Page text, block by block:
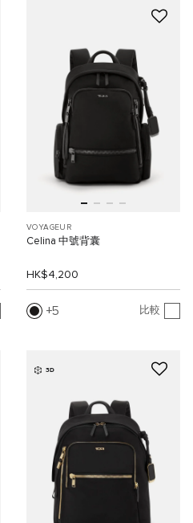
VOYAGEUR
Celina 中號背囊
HK$4,200
5 比較
3D